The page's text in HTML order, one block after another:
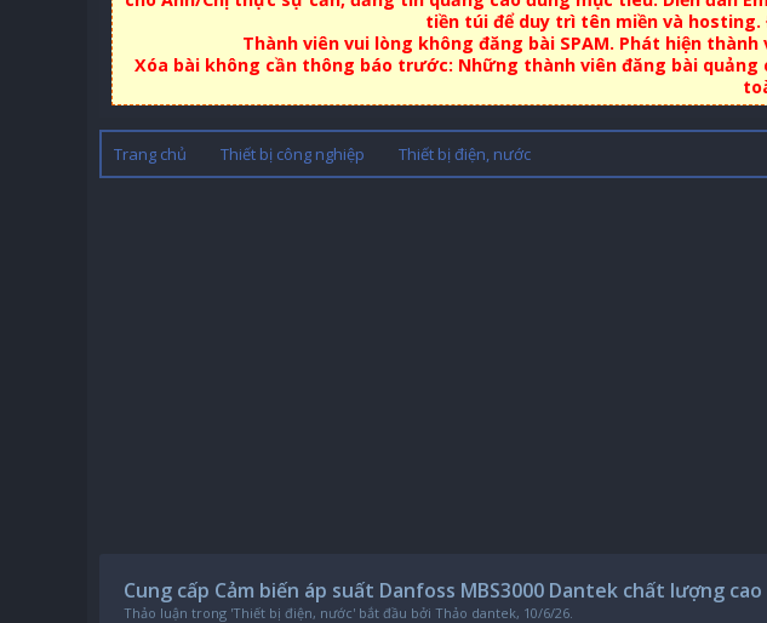
tiền túi để duy trì tên miền và
Thành viên vui lòng không đăng bài SPAM. Phát hiện
Xóa bài không cần thông báo trước: Những thành viên đăng bài
Trang chủ Thiết bị công nghiệp Thiết bị điện, nước
Cung cấp Cảm biến áp suất Danfoss MBS3000 Dantek chất lượng
Thảo luận trong 'Thiết bị điện, nước' bắt đầu bởi Thảo dantek, 10/6/26.